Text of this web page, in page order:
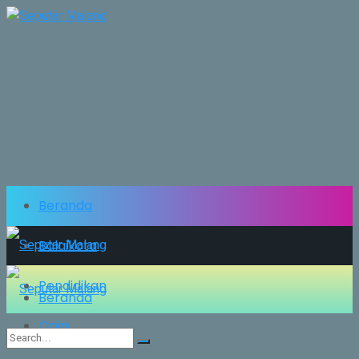
Beranda
Balaikota
Pendidikan
Opini
Beranda
Balaikota